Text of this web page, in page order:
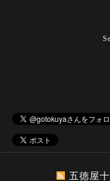
五徳屋